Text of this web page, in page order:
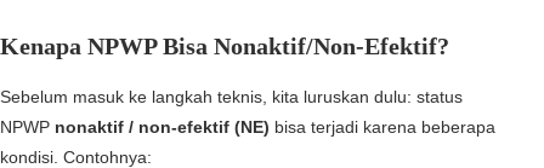
Kenapa NPWP Bisa Nonaktif/Non-Efektif?
Sebelum masuk ke langkah teknis, kita luruskan dulu: status
NPWP nonaktif / non-efektif (NE) bisa terjadi karena beberapa
kondisi. Contohnya: